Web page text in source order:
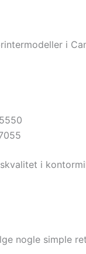
i
i
nogle simple